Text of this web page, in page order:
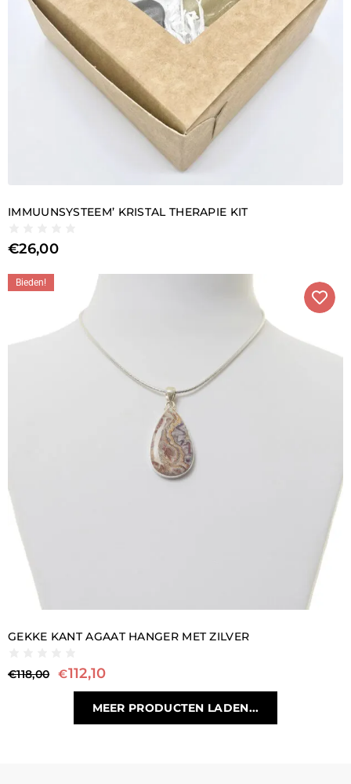
IMMUUNSYSTEEM’ KRISTAL THERAPIE KIT
€26,00
Bieden!
GEKKE KANT AGAAT HANGER MET ZILVER
€118,00 €112,10
MEER PRODUCTEN LADEN...